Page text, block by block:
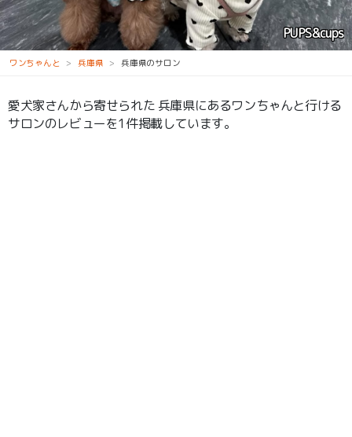
PUPS&cups
ワンちゃんと 兵庫県 兵庫県のサロン
愛犬家さんから寄せられた 兵庫県にあるワンちゃんと行ける
サロンのレビューを1件掲載しています。